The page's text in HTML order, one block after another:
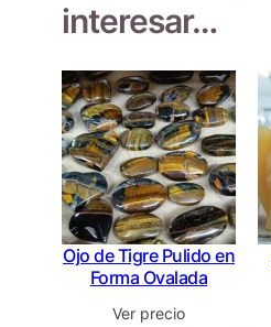
interesar…
Ojo de Tigre Pulido en
Forma Ovalada
Ver precio